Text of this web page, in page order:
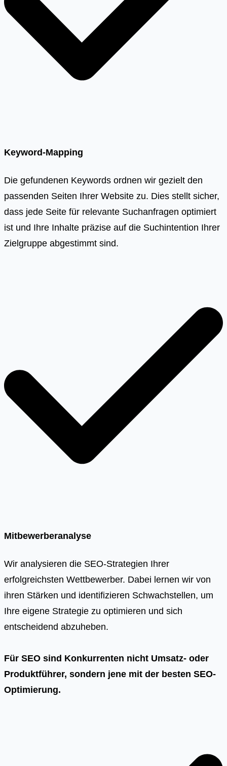
Keyword-Mapping
Die gefundenen Keywords ordnen wir gezielt den
passenden Seiten Ihrer Website zu. Dies stellt sicher,
dass jede Seite für relevante Suchanfragen optimiert
ist und Ihre Inhalte präzise auf die Suchintention Ihrer
Zielgruppe abgestimmt sind.
Mitbewerberanalyse
Wir analysieren die SEO-Strategien Ihrer
erfolgreichsten Wettbewerber. Dabei lernen wir von
ihren Stärken und identifizieren Schwachstellen, um
Ihre eigene Strategie zu optimieren und sich
entscheidend abzuheben.
Für SEO sind Konkurrenten nicht Umsatz- oder
Produktführer, sondern jene mit der besten SEO-
Optimierung.